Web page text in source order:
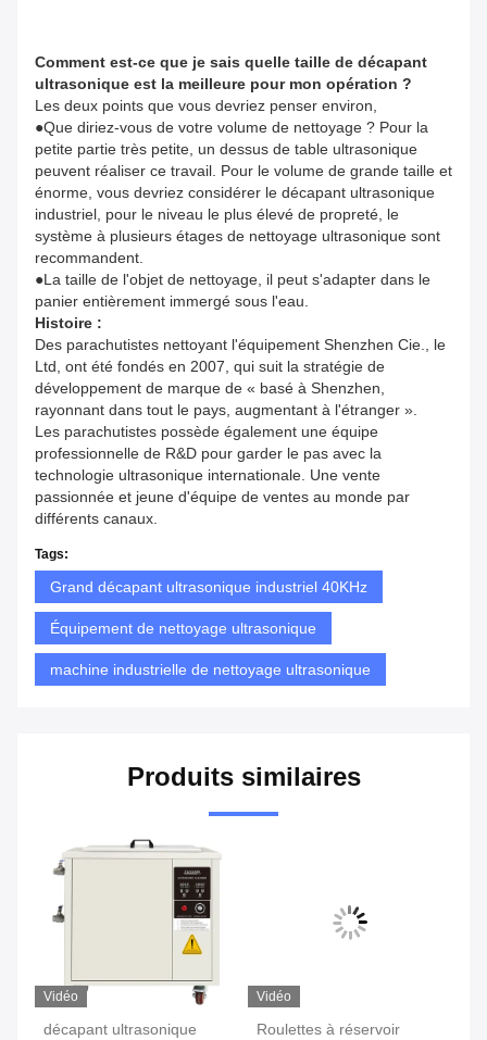
Comment est-ce que je sais quelle taille de décapant
ultrasonique est la meilleure pour mon opération ?
Les deux points que vous devriez penser environ,
●Que diriez-vous de votre volume de nettoyage ? Pour la
petite partie très petite, un dessus de table ultrasonique
peuvent réaliser ce travail. Pour le volume de grande taille et
énorme, vous devriez considérer le décapant ultrasonique
industriel, pour le niveau le plus élevé de propreté, le
système à plusieurs étages de nettoyage ultrasonique sont
recommandent.
●La taille de l'objet de nettoyage, il peut s'adapter dans le
panier entièrement immergé sous l'eau.
Histoire :
Des parachutistes nettoyant l'équipement Shenzhen Cie., le
Ltd, ont été fondés en 2007, qui suit la stratégie de
développement de marque de « basé à Shenzhen,
rayonnant dans tout le pays, augmentant à l'étranger ».
Les parachutistes possède également une équipe
professionnelle de R&D pour garder le pas avec la
technologie ultrasonique internationale. Une vente
passionnée et jeune d'équipe de ventes au monde par
différents canaux.
Tags:
Grand décapant ultrasonique industriel 40KHz
Équipement de nettoyage ultrasonique
machine industrielle de nettoyage ultrasonique
Produits similaires
Vidéo
décapant ultrasonique
Vidéo
Roulettes à réservoir